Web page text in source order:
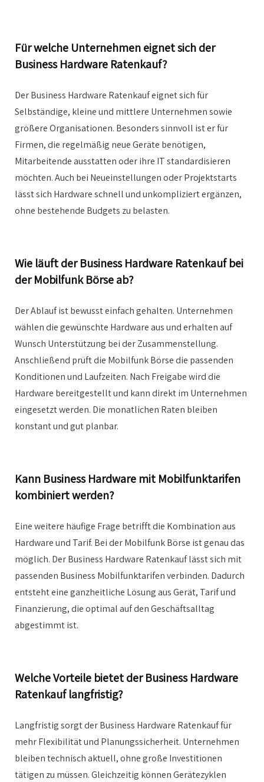
Für welche Unternehmen eignet sich der
Business Hardware Ratenkauf?
Der Business Hardware Ratenkauf eignet sich für
Selbständige, kleine und mittlere Unternehmen sowie
größere Organisationen. Besonders sinnvoll ist er für
Firmen, die regelmäßig neue Geräte benötigen,
Mitarbeitende ausstatten oder ihre IT standardisieren
möchten. Auch bei Neueinstellungen oder Projektstarts
lässt sich Hardware schnell und unkompliziert ergänzen,
ohne bestehende Budgets zu belasten.
Wie läuft der Business Hardware Ratenkauf bei
der Mobilfunk Börse ab?
Der Ablauf ist bewusst einfach gehalten. Unternehmen
wählen die gewünschte Hardware aus und erhalten auf
Wunsch Unterstützung bei der Zusammenstellung.
Anschließend prüft die Mobilfunk Börse die passenden
Konditionen und Laufzeiten. Nach Freigabe wird die
Hardware bereitgestellt und kann direkt im Unternehmen
eingesetzt werden. Die monatlichen Raten bleiben
konstant und gut planbar.
Kann Business Hardware mit Mobilfunktarifen
kombiniert werden?
Eine weitere häufige Frage betrifft die Kombination aus
Hardware und Tarif. Bei der Mobilfunk Börse ist genau das
möglich. Der Business Hardware Ratenkauf lässt sich mit
passenden Business Mobilfunktarifen verbinden. Dadurch
entsteht eine ganzheitliche Lösung aus Gerät, Tarif und
Finanzierung, die optimal auf den Geschäftsalltag
abgestimmt ist.
Welche Vorteile bietet der Business Hardware
Ratenkauf langfristig?
Langfristig sorgt der Business Hardware Ratenkauf für
mehr Flexibilität und Planungssicherheit. Unternehmen
bleiben technisch aktuell, ohne große Investitionen
tätigen zu müssen. Gleichzeitig können Gerätezyklen